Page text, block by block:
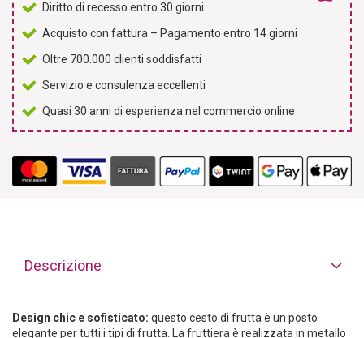
Diritto di recesso entro 30 giorni
Acquisto con fattura – Pagamento entro 14 giorni
Oltre 700.000 clienti soddisfatti
Servizio e consulenza eccellenti
Quasi 30 anni di esperienza nel commercio online
Descrizione
Design chic e sofisticato: questo cesto di frutta è un posto
elegante per tutti i tipi di frutta. La fruttiera è realizzata in metallo